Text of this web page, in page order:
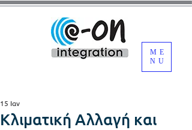
ME
NU
Κλιματική Αλλαγή και
15 Ιαν